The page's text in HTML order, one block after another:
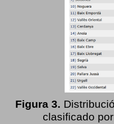
Figura 3.
clasificado